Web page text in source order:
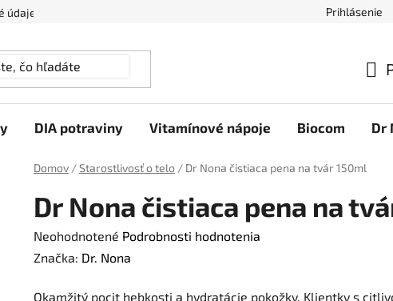
údaje Ako nakupovať
Prihlásenie
DIA potraviny Vitamínové nápoje Biocom Dr
Domov /Starostlivosť o telo / Dr Nona čistiaca pena na tvár 150ml
Dr Nona čistiaca pena na
Priemerné
hodnotenie
Neohodnotené Podrobnosti hodnotenia
Značka: Dr. Nona
Okamžitý pocit hebkosti a hydratácie pokožky. Klientky s